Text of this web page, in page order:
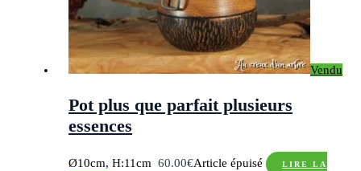
Vendu
Pot plus que parfait plusieurs
essences
Ø10cm, H:11cm60.00€Article épuisé LIRE LA